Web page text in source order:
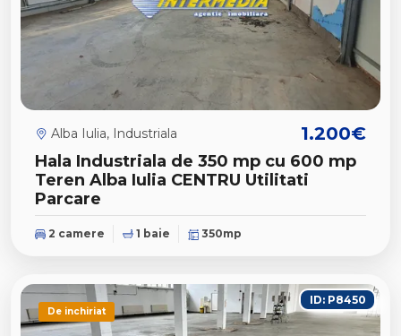
Hala Industriala de 350 mp cu 600 mp
Teren Alba Iulia CENTRU Utilitati
Parcare
Alba Iulia, Industriala 1.200€
2 camere 1 baie 350mp
De inchiriat
ID: P8450